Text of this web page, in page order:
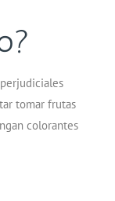
tomar frutas
colorantes